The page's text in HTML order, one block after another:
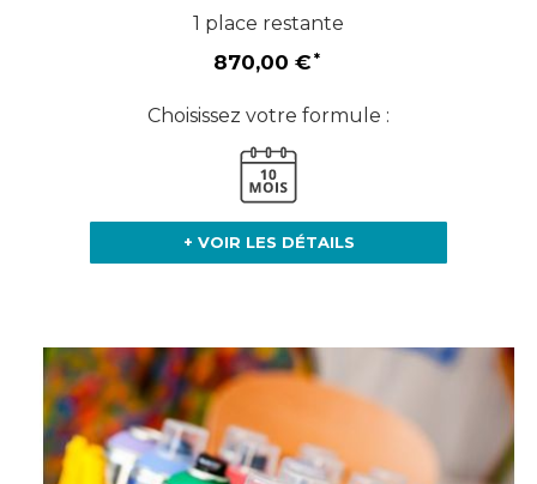
1 place restante
870,00 €
Choisissez votre formule :
+ VOIR LES DÉTAILS